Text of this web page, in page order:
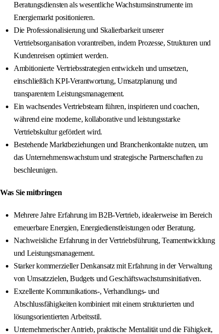
Beratungsdiensten als wesentliche Wachstumsinstrumente im
Energiemarkt positionieren.
Die Professionalisierung und Skalierbarkeit unserer
Vertriebsorganisation vorantreiben, indem Prozesse, Strukturen und
Kundenreisen optimiert werden.
Ambitionierte Vertriebsstrategien entwickeln und umsetzen,
einschließlich KPI-Verantwortung, Umsatzplanung und
transparentem Leistungsmanagement.
Ein wachsendes Vertriebsteam führen, inspirieren und coachen,
während eine moderne, kollaborative und leistungsstarke
Vertriebskultur gefördert wird.
Bestehende Marktbeziehungen und Branchenkontakte nutzen, um
das Unternehmenswachstum und strategische Partnerschaften zu
beschleunigen.
Was Sie mitbringen
Mehrere Jahre Erfahrung im B2B-Vertrieb, idealerweise im Bereich
erneuerbare Energien, Energiedienstleistungen oder Beratung.
Nachweisliche Erfahrung in der Vertriebsführung, Teamentwicklung
und Leistungsmanagement.
Starker kommerzieller Denkansatz mit Erfahrung in der Verwaltung
von Umsatzzielen, Budgets und Geschäftswachstumsinitiativen.
Exzellente Kommunikations-, Verhandlungs- und
Abschlussfähigkeiten kombiniert mit einem strukturierten und
lösungsorientierten Arbeitsstil.
Unternehmerischer Antrieb, praktische Mentalität und die Fähigkeit,